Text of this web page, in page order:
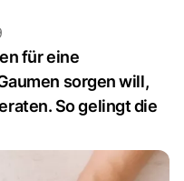
für eine
sorgen will,
So gelingt die